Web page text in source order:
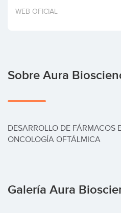
Invertir
WEB OFICIAL
Sobre Aura
DESARROLLO DE FÁRMACOS
ONCOLOGÍA OFTÁLMICA
Galería Aura